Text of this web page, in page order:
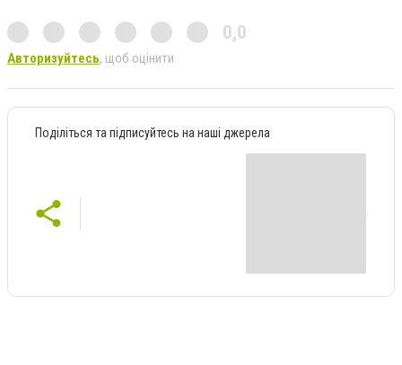
0,0
Авторизуйтесь, щоб оцінити
Поділіться та підписуйтесь на наші джерела